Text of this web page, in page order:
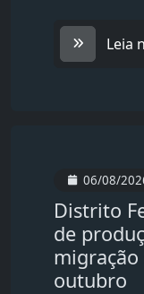
Leia
06/08/
Distrito
de
outubro